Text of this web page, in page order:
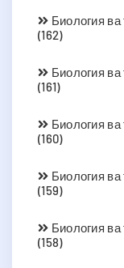
Биология
(162)
Биология
(161)
Биология
(160)
Биология
(159)
Биология
(158)